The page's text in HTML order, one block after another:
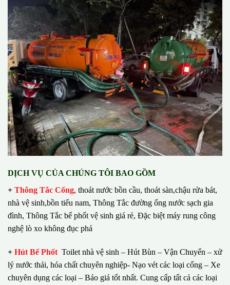
DỊCH VỤ CỦA CHÚNG TÔI BAO GỒM
+ Thông Tắc Cống, thoát nước bồn cầu, thoát sàn,chậu rửa bát,
nhà vệ sinh,bồn tiểu nam, Thông Tắc đường ống nước sạch gia
đình, Thông Tắc bể phốt vệ sinh giá rẻ, Đặc biệt máy rung công
nghệ lò xo không đục phá
+ Hút Bể Phốt Toilet nhà vệ sinh – Hút Bùn – Vận Chuyển – xử
lý nước thải, hóa chất chuyên nghiệp- Nạo vét các loại cống – Xe
chuyên dụng các loại – Báo giá tốt nhất. Cung cấp tất cả các loại